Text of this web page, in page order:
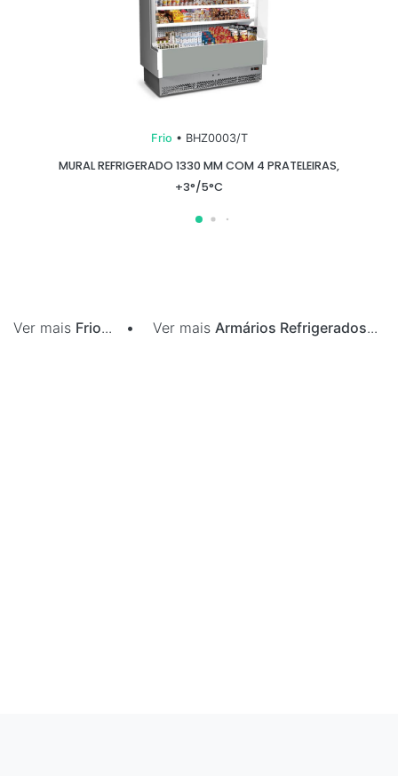
Frio • BHZ0003/T
MURAL REFRIGERADO 1330 MM COM 4 PRATELEIRAS,
+3°/5°C
Ver mais Frio... • Ver mais Armários Refrigerados...